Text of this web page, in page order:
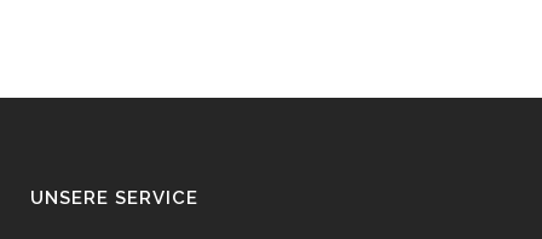
UNSERE SERVICE